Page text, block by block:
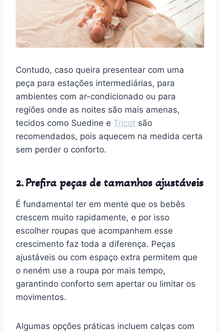
Contudo, caso queira presentear com uma
peça para estações intermediárias, para
ambientes com ar-condicionado ou para
regiões onde as noites são mais amenas,
tecidos como Suedine e Tricot são
recomendados, pois aquecem na medida certa
sem perder o conforto.
2. Prefira peças de tamanhos ajustáveis
É fundamental ter em mente que os bebês
crescem muito rapidamente, e por isso
escolher roupas que acompanhem esse
crescimento faz toda a diferença. Peças
ajustáveis ou com espaço extra permitem que
o neném use a roupa por mais tempo,
garantindo conforto sem apertar ou limitar os
movimentos.
Algumas opções práticas incluem calças com